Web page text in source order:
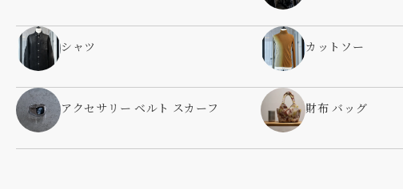
シャツ カットソー
アクセサリー ベルト スカーフ 財布 バッグ